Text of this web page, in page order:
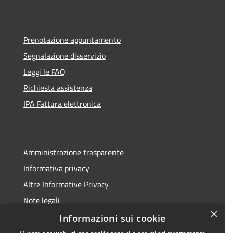
Prenotazione appuntamento
Segnalazione disservizio
Leggi le FAQ
Richiesta assistenza
IPA Fattura elettronica
Amministrazione trasparente
Informativa privacy
Altre Informative Privacy
Note legali
Dichiarazione di accessibilità
×
Informazioni sui cookie